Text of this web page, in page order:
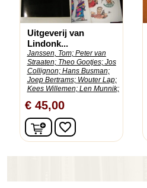
Uitgeverij van
Lindonk...
Janssen, Tom; Peter van
Straaten; Theo Gootjes; Jos
Collignon; Hans Busman;
Joep Bertrams; Wouter Lap;
Kees Willemen; Len Munnik;
€ 45,00
In winkelwagen
favorite_border